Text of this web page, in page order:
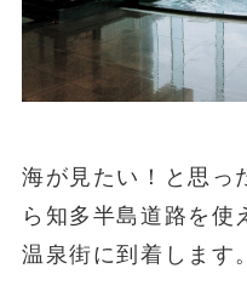
海が見たい！と思っ
ら知多半島道路を使
温泉街に到着します。